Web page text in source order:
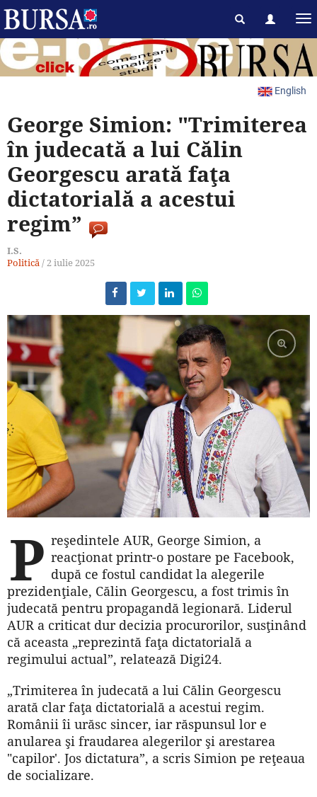
English
George Simion: "Trimiterea
în judecată a lui Călin
Georgescu arată faţa
dictatorială a acestui
regim”
I.S.
Politică/2 iulie 2025
P reşedintele AUR, George Simion, a
reacţionat printr-o postare pe Facebook,
după ce fostul candidat la alegerile
prezidenţiale, Călin Georgescu, a fost trimis în
judecată pentru propagandă legionară. Liderul
AUR a criticat dur decizia procurorilor, susţinând
că aceasta „reprezintă faţa dictatorială a
regimului actual”, relatează Digi24.
„Trimiterea în judecată a lui Călin Georgescu
arată clar faţa dictatorială a acestui regim.
Românii îi urăsc sincer, iar răspunsul lor e
anularea şi fraudarea alegerilor şi arestarea
"capilor'. Jos dictatura”, a scris Simion pe reţeaua
de socializare.